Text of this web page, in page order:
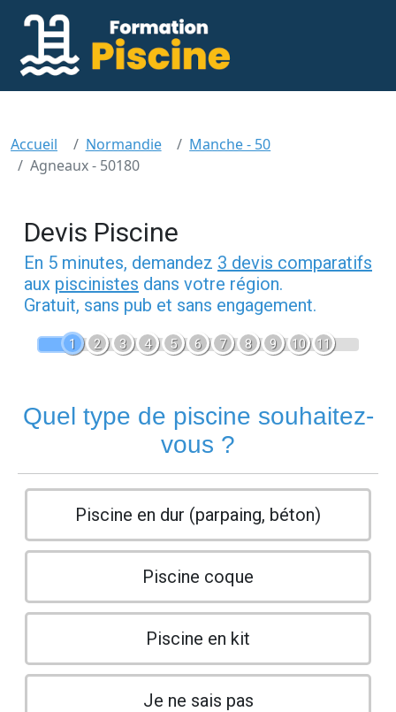
Accueil Normandie
Manche - 50
Agneaux - 50180
Devis Piscine
En 5 minutes, demandez 3 devis comparatifs
aux piscinistes dans votre région.
Gratuit, sans pub et sans engagement.
1 2 3 4 5 6 7 8 9 10 11
Quel type de piscine souhaitez-
vous ?
Piscine en dur (parpaing, béton)
Piscine coque
Piscine en kit
Je ne sais pas